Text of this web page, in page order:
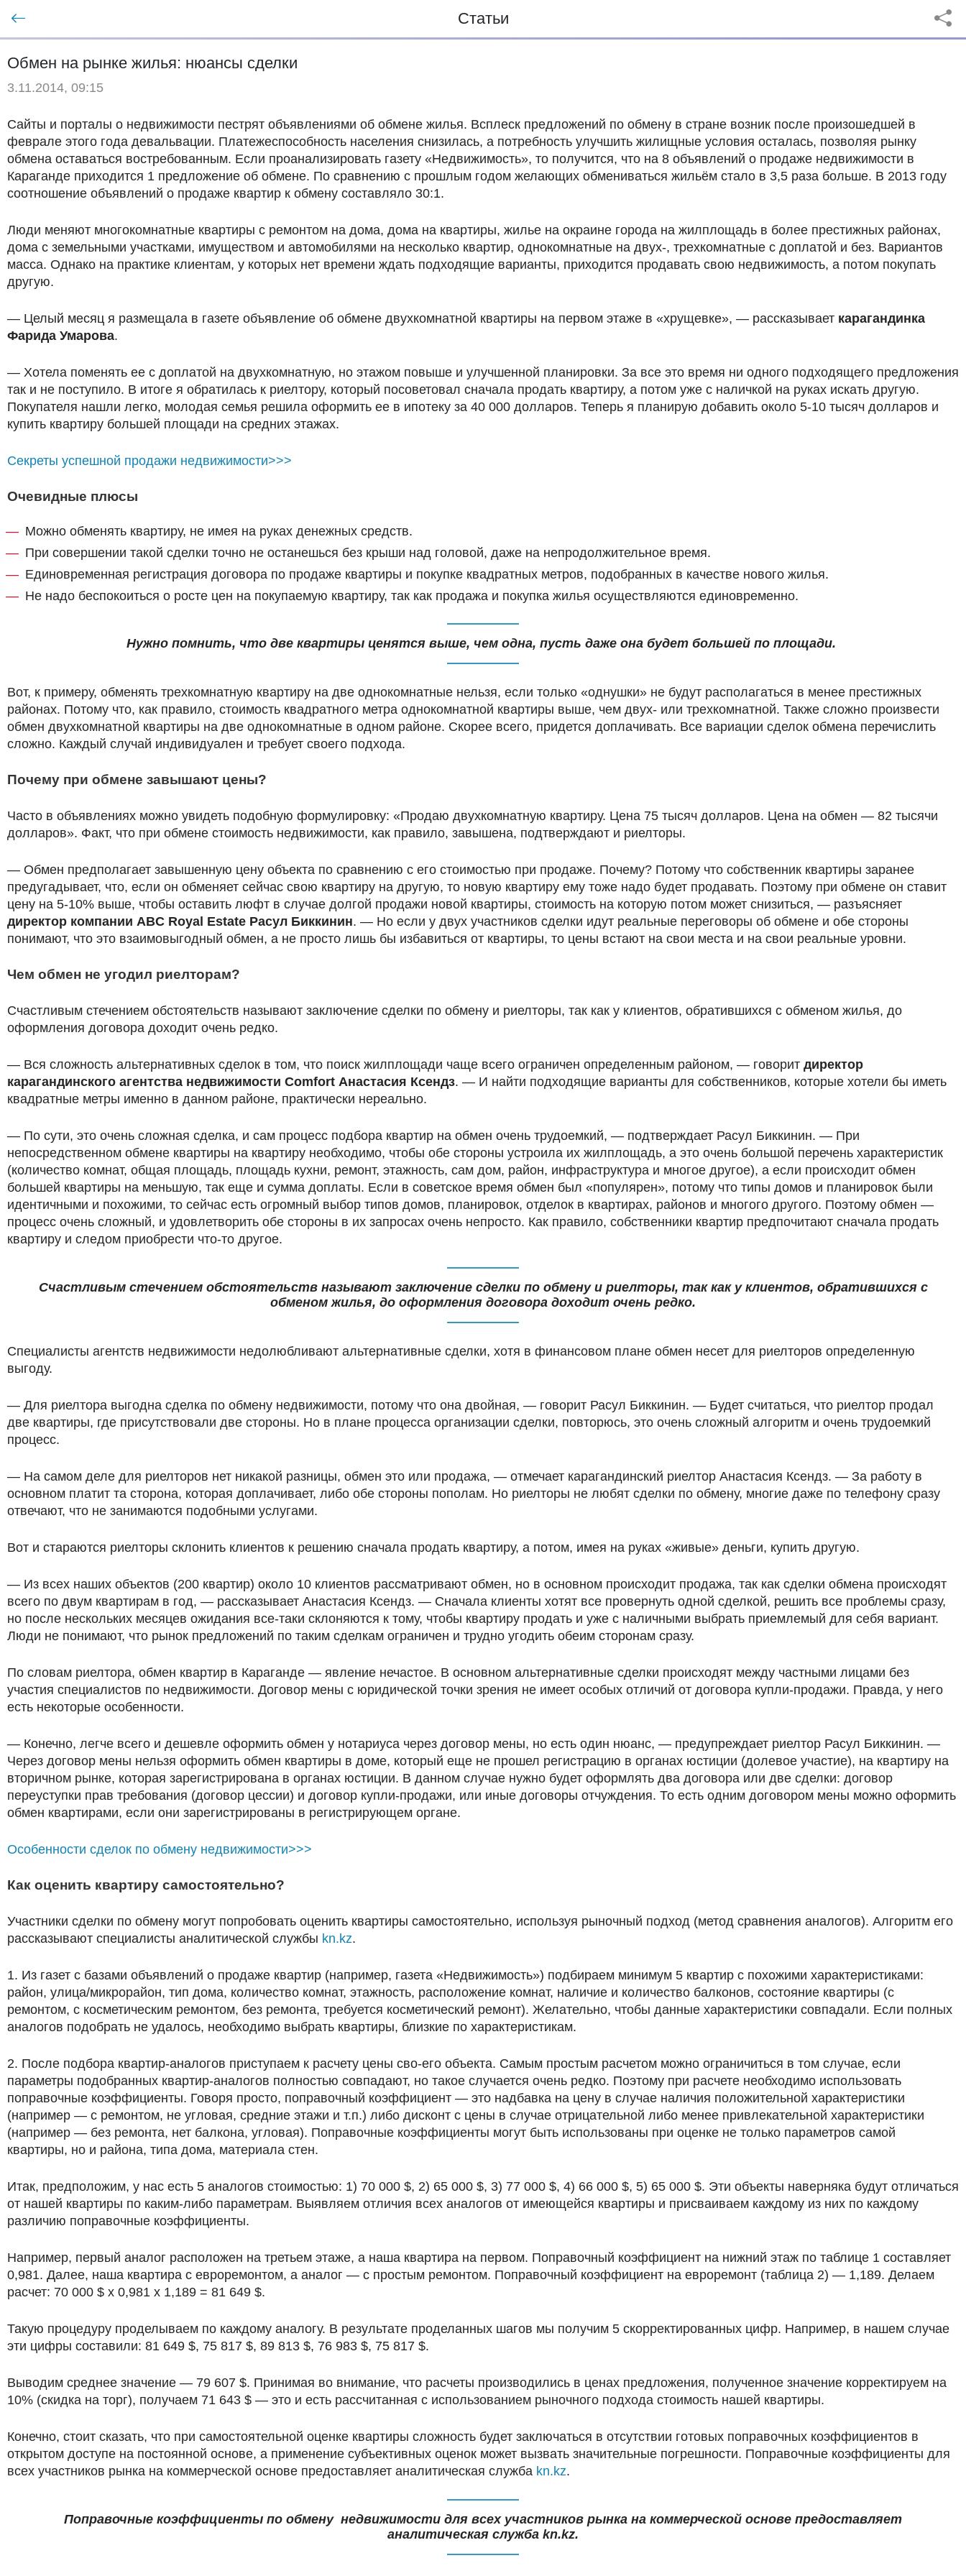
Статьи
Обмен на рынке жилья: нюансы сделки
3.11.2014, 09:15
Сайты и порталы о недвижимости пестрят объявлениями об обмене жилья. Всплеск предложений по обмену в стране возник после произошедшей в
феврале этого года девальвации. Платежеспособность населения снизилась, а потребность улучшить жилищные условия осталась, позволяя рынку
обмена оставаться востребованным. Если проанализировать газету «Недвижимость», то получится, что на 8 объявлений о продаже недвижимости в
Караганде приходится 1 предложение об обмене. По сравнению с прошлым годом желающих обмениваться жильём стало в 3,5 раза больше. В 2013 году
соотношение объявлений о продаже квартир к обмену составляло 30:1.
Люди меняют многокомнатные квартиры с ремонтом на дома, дома на квартиры, жилье на окраине города на жилплощадь в более престижных районах,
дома с земельными участками, имуществом и автомобилями на несколько квартир, однокомнатные на двух-, трехкомнатные с доплатой и без. Вариантов
масса. Однако на практике клиентам, у которых нет времени ждать подходящие варианты, приходится продавать свою недвижимость, а потом покупать
другую.
— Целый месяц я размещала в газете объявление об обмене двухкомнатной квартиры на первом этаже в «хрущевке», — рассказывает карагандинка
Фарида Умарова.
— Хотела поменять ее с доплатой на двухкомнатную, но этажом повыше и улучшенной планировки. За все это время ни одного подходящего предложения
так и не поступило. В итоге я обратилась к риелтору, который посоветовал сначала продать квартиру, а потом уже с наличкой на руках искать другую.
Покупателя нашли легко, молодая семья решила оформить ее в ипотеку за 40 000 долларов. Теперь я планирую добавить около 5-10 тысяч долларов и
купить квартиру большей площади на средних этажах.
Секреты успешной продажи недвижимости>>>
Очевидные плюсы
Можно обменять квартиру, не имея на руках денежных средств.
При совершении такой сделки точно не останешься без крыши над головой, даже на непродолжительное время.
Единовременная регистрация договора по продаже квартиры и покупке квадратных метров, подобранных в качестве нового жилья.
Не надо беспокоиться о росте цен на покупаемую квартиру, так как продажа и покупка жилья осуществляются единовременно.
Нужно помнить, что две квартиры ценятся выше, чем одна, пусть даже она будет большей по площади.
Вот, к примеру, обменять трехкомнатную квартиру на две однокомнатные нельзя, если только «однушки» не будут располагаться в менее престижных
районах. Потому что, как правило, стоимость квадратного метра однокомнатной квартиры выше, чем двух- или трехкомнатной. Также сложно произвести
обмен двухкомнатной квартиры на две однокомнатные в одном районе. Скорее всего, придется доплачивать. Все вариации сделок обмена перечислить
сложно. Каждый случай индивидуален и требует своего подхода.
Почему при обмене завышают цены?
Часто в объявлениях можно увидеть подобную формулировку: «Продаю двухкомнатную квартиру. Цена 75 тысяч долларов. Цена на обмен — 82 тысячи
долларов». Факт, что при обмене стоимость недвижимости, как правило, завышена, подтверждают и риелторы.
— Обмен предполагает завышенную цену объекта по сравнению с его стоимостью при продаже. Почему? Потому что собственник квартиры заранее
предугадывает, что, если он обменяет сейчас свою квартиру на другую, то новую квартиру ему тоже надо будет продавать. Поэтому при обмене он ставит
цену на 5-10% выше, чтобы оставить люфт в случае долгой продажи новой квартиры, стоимость на которую потом может снизиться, — разъясняет
директор компании ABC Royal Estate Расул Биккинин. — Но если у двух участников сделки идут реальные переговоры об обмене и обе стороны
понимают, что это взаимовыгодный обмен, а не просто лишь бы избавиться от квартиры, то цены встают на свои места и на свои реальные уровни.
Чем обмен не угодил риелторам?
Счастливым стечением обстоятельств называют заключение сделки по обмену и риелторы, так как у клиентов, обратившихся с обменом жилья, до
оформления договора доходит очень редко.
— Вся сложность альтернативных сделок в том, что поиск жилплощади чаще всего ограничен определенным районом, — говорит директор
карагандинского агентства недвижимости Comfort Анастасия Ксендз. — И найти подходящие варианты для собственников, которые хотели бы иметь
квадратные метры именно в данном районе, практически нереально.
— По сути, это очень сложная сделка, и сам процесс подбора квартир на обмен очень трудоемкий, — подтверждает Расул Биккинин. — При
непосредственном обмене квартиры на квартиру необходимо, чтобы обе стороны устроила их жилплощадь, а это очень большой перечень характеристик
(количество комнат, общая площадь, площадь кухни, ремонт, этажность, сам дом, район, инфраструктура и многое другое), а если происходит обмен
большей квартиры на меньшую, так еще и сумма доплаты. Если в советское время обмен был «популярен», потому что типы домов и планировок были
идентичными и похожими, то сейчас есть огромный выбор типов домов, планировок, отделок в квартирах, районов и многого другого. Поэтому обмен —
процесс очень сложный, и удовлетворить обе стороны в их запросах очень непросто. Как правило, собственники квартир предпочитают сначала продать
квартиру и следом приобрести что-то другое.
Счастливым стечением обстоятельств называют заключение сделки по обмену и риелторы, так как у клиентов, обратившихся с
обменом жилья, до оформления договора доходит очень редко.
Специалисты агентств недвижимости недолюбливают альтернативные сделки, хотя в финансовом плане обмен несет для риелторов определенную
выгоду.
— Для риелтора выгодна сделка по обмену недвижимости, потому что она двойная, — говорит Расул Биккинин. — Будет считаться, что риелтор продал
две квартиры, где присутствовали две стороны. Но в плане процесса организации сделки, повторюсь, это очень сложный алгоритм и очень трудоемкий
процесс.
— На самом деле для риелторов нет никакой разницы, обмен это или продажа, — отмечает карагандинский риелтор Анастасия Ксендз. — За работу в
основном платит та сторона, которая доплачивает, либо обе стороны пополам. Но риелторы не любят сделки по обмену, многие даже по телефону сразу
отвечают, что не занимаются подобными услугами.
Вот и стараются риелторы склонить клиентов к решению сначала продать квартиру, а потом, имея на руках «живые» деньги, купить другую.
— Из всех наших объектов (200 квартир) около 10 клиентов рассматривают обмен, но в основном происходит продажа, так как сделки обмена происходят
всего по двум квартирам в год, — рассказывает Анастасия Ксендз. — Сначала клиенты хотят все провернуть одной сделкой, решить все проблемы сразу,
но после нескольких месяцев ожидания все-таки склоняются к тому, чтобы квартиру продать и уже с наличными выбрать приемлемый для себя вариант.
Люди не понимают, что рынок предложений по таким сделкам ограничен и трудно угодить обеим сторонам сразу.
По словам риелтора, обмен квартир в Караганде — явление нечастое. В основном альтернативные сделки происходят между частными лицами без
участия специалистов по недвижимости. Договор мены с юридической точки зрения не имеет особых отличий от договора купли-продажи. Правда, у него
есть некоторые особенности.
— Конечно, легче всего и дешевле оформить обмен у нотариуса через договор мены, но есть один нюанс, — предупреждает риелтор Расул Биккинин. —
Через договор мены нельзя оформить обмен квартиры в доме, который еще не прошел регистрацию в органах юстиции (долевое участие), на квартиру на
вторичном рынке, которая зарегистрирована в органах юстиции. В данном случае нужно будет оформлять два договора или две сделки: договор
переуступки прав требования (договор цессии) и договор купли-продажи, или иные договоры отчуждения. То есть одним договором мены можно оформить
обмен квартирами, если они зарегистрированы в регистрирующем органе.
Особенности сделок по обмену недвижимости>>>
Как оценить квартиру самостоятельно?
Участники сделки по обмену могут попробовать оценить квартиры самостоятельно, используя рыночный подход (метод сравнения аналогов). Алгоритм его
рассказывают специалисты аналитической службы kn.kz.
1. Из газет с базами объявлений о продаже квартир (например, газета «Недвижимость») подбираем минимум 5 квартир с похожими характеристиками:
район, улица/микрорайон, тип дома, количество комнат, этажность, расположение комнат, наличие и количество балконов, состояние квартиры (с
ремонтом, с косметическим ремонтом, без ремонта, требуется косметический ремонт). Желательно, чтобы данные характеристики совпадали. Если полных
аналогов подобрать не удалось, необходимо выбрать квартиры, близкие по характеристикам.
2. После подбора квартир-аналогов приступаем к расчету цены сво-его объекта. Самым простым расчетом можно ограничиться в том случае, если
параметры подобранных квартир-аналогов полностью совпадают, но такое случается очень редко. Поэтому при расчете необходимо использовать
поправочные коэффициенты. Говоря просто, поправочный коэффициент — это надбавка на цену в случае наличия положительной характеристики
(например — с ремонтом, не угловая, средние этажи и т.п.) либо дисконт с цены в случае отрицательной либо менее привлекательной характеристики
(например — без ремонта, нет балкона, угловая). Поправочные коэффициенты могут быть использованы при оценке не только параметров самой
квартиры, но и района, типа дома, материала стен.
Итак, предположим, у нас есть 5 аналогов стоимостью: 1) 70 000 $, 2) 65 000 $, 3) 77 000 $, 4) 66 000 $, 5) 65 000 $. Эти объекты наверняка будут отличаться
от нашей квартиры по каким-либо параметрам. Выявляем отличия всех аналогов от имеющейся квартиры и присваиваем каждому из них по каждому
различию поправочные коэффициенты.
Например, первый аналог расположен на третьем этаже, а наша квартира на первом. Поправочный коэффициент на нижний этаж по таблице 1 составляет
0,981. Далее, наша квартира с евроремонтом, а аналог — с простым ремонтом. Поправочный коэффициент на евроремонт (таблица 2) — 1,189. Делаем
расчет: 70 000 $ х 0,981 х 1,189 = 81 649 $.
Такую процедуру проделываем по каждому аналогу. В результате проделанных шагов мы получим 5 скорректированных цифр. Например, в нашем случае
эти цифры составили: 81 649 $, 75 817 $, 89 813 $, 76 983 $, 75 817 $.
Выводим среднее значение — 79 607 $. Принимая во внимание, что расчеты производились в ценах предложения, полученное значение корректируем на
10% (скидка на торг), получаем 71 643 $ — это и есть рассчитанная с использованием рыночного подхода стоимость нашей квартиры.
Конечно, стоит сказать, что при самостоятельной оценке квартиры сложность будет заключаться в отсутствии готовых поправочных коэффициентов в
открытом доступе на постоянной основе, а применение субъективных оценок может вызвать значительные погрешности. Поправочные коэффициенты для
всех участников рынка на коммерческой основе предоставляет аналитическая служба kn.kz.
Поправочные коэффициенты по обмену недвижимости для всех участников рынка на коммерческой основе предоставляет
аналитическая служба kn.kz.